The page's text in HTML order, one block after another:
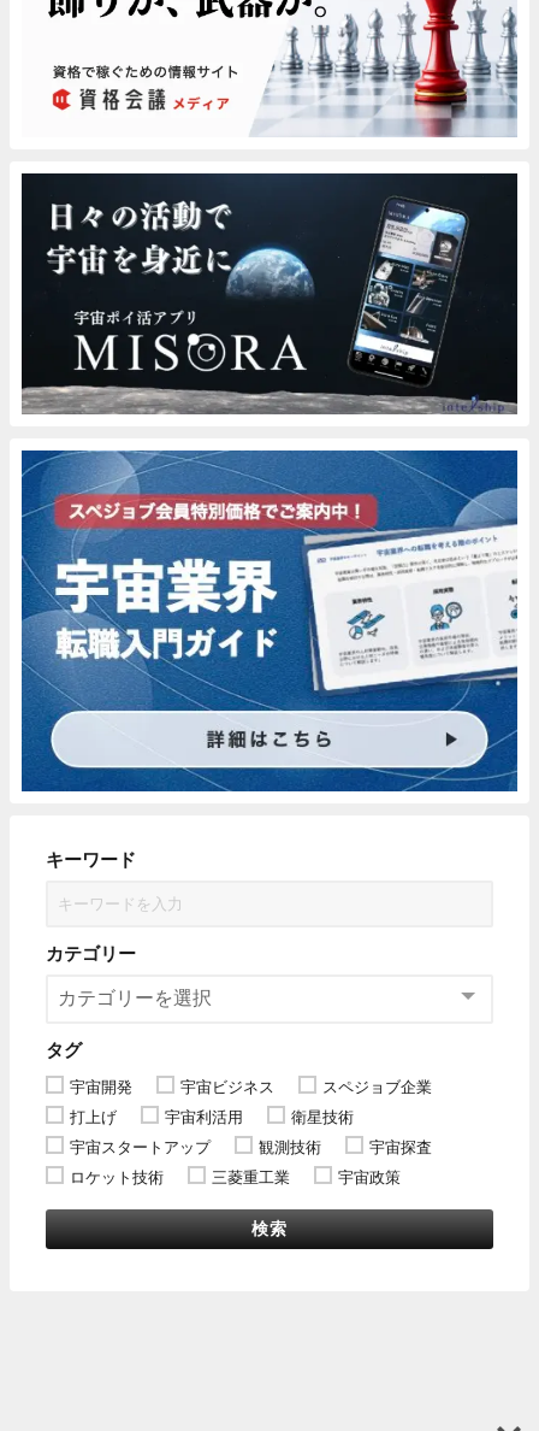
キーワード
カテゴリー
タグ
宇宙開発 宇宙ビジネス
スペジョブ企業
打上げ
宇宙利活用
衛星技術
宇宙スタートアップ
観測技術
宇宙探査
ロケット技術
三菱重工業 宇宙政策
検索